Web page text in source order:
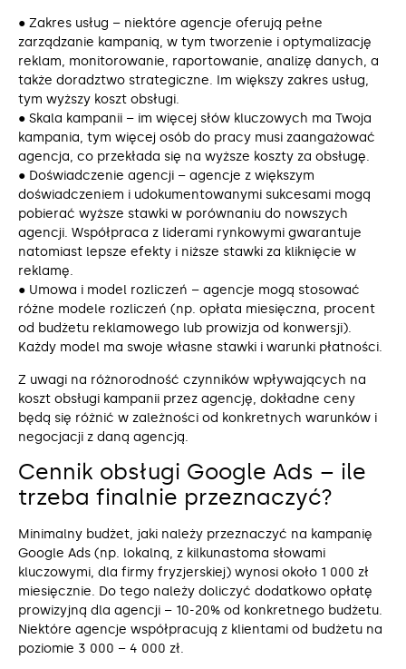
● Zakres usług – niektóre agencje oferują pełne
zarządzanie kampanią, w tym tworzenie i optymalizację
reklam, monitorowanie, raportowanie, analizę danych, a
także doradztwo strategiczne. Im większy zakres usług,
tym wyższy koszt obsługi.
● Skala kampanii – im więcej słów kluczowych ma Twoja
kampania, tym więcej osób do pracy musi zaangażować
agencja, co przekłada się na wyższe koszty za obsługę.
● Doświadczenie agencji – agencje z większym
doświadczeniem i udokumentowanymi sukcesami mogą
pobierać wyższe stawki w porównaniu do nowszych
agencji. Współpraca z liderami rynkowymi gwarantuje
natomiast lepsze efekty i niższe stawki za kliknięcie w
reklamę.
● Umowa i model rozliczeń – agencje mogą stosować
różne modele rozliczeń (np. opłata miesięczna, procent
od budżetu reklamowego lub prowizja od konwersji).
Każdy model ma swoje własne stawki i warunki płatności.
Z uwagi na różnorodność czynników wpływających na
koszt obsługi kampanii przez agencję, dokładne ceny
będą się różnić w zależności od konkretnych warunków i
negocjacji z daną agencją.
Cennik obsługi Google Ads – ile
trzeba finalnie przeznaczyć?
Minimalny budżet, jaki należy przeznaczyć na kampanię
Google Ads (np. lokalną, z kilkunastoma słowami
kluczowymi, dla firmy fryzjerskiej) wynosi około 1 000 zł
miesięcznie. Do tego należy doliczyć dodatkowo opłatę
prowizyjną dla agencji – 10-20% od konkretnego budżetu.
Niektóre agencje współpracują z klientami od budżetu na
poziomie 3 000 – 4 000 zł.